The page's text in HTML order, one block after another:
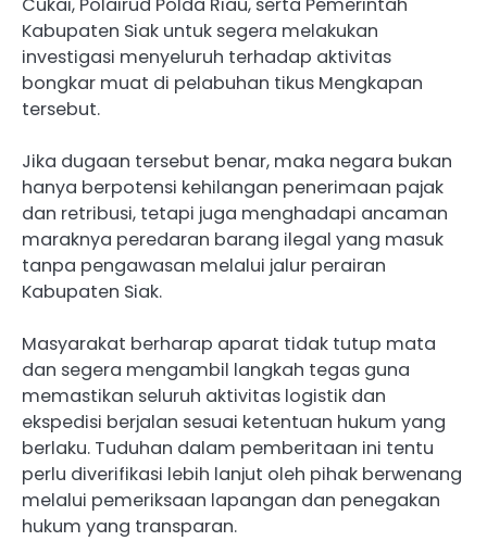
Kabupaten Siak untuk segera melakukan
investigasi menyeluruh terhadap aktivitas
bongkar muat di pelabuhan tikus Mengkapan
tersebut.
Jika dugaan tersebut benar, maka negara bukan
hanya berpotensi kehilangan penerimaan pajak
dan retribusi, tetapi juga menghadapi ancaman
maraknya peredaran barang ilegal yang masuk
tanpa pengawasan melalui jalur perairan
Kabupaten Siak.
Masyarakat berharap aparat tidak tutup mata
dan segera mengambil langkah tegas guna
memastikan seluruh aktivitas logistik dan
ekspedisi berjalan sesuai ketentuan hukum yang
berlaku. Tuduhan dalam pemberitaan ini tentu
perlu diverifikasi lebih lanjut oleh pihak berwenang
melalui pemeriksaan lapangan dan penegakan
hukum yang transparan.